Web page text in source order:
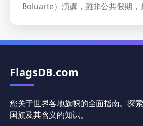
Boluarte）演講，雖非公共假期，
FlagsDB.com
您关于世界各地旗帜的全面指南。探
国旗及其含义的知识。